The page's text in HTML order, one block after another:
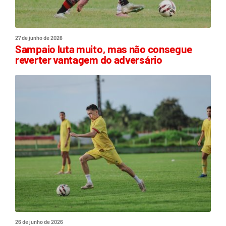
27 de junho de 2026
Sampaio luta muito, mas não consegue
reverter vantagem do adversário
26 de junho de 2026